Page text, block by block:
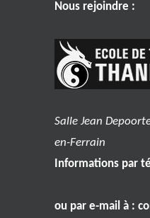
Nous rejoindre :
Salle Jean
en-Ferrain
Informations par
ou par e-mail à :